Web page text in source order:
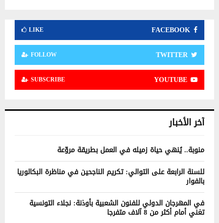
FACEBOOK
LIKE
TWITTER
FOLLOW
YOUTUBE
SUBSCRIBE
آخر الأخبار
منوبة.. يُنهي حياة زميله في العمل بطريقة مروّعة
للسنة الرابعة على التوالي: تكريم الناجحين في مناظرة البكالوريا
بالفوار
في المهرجان الدولي للفنون الشعبية بأوذنة: نجلاء التونسية
تغني أمام أكثر من 8 آلاف متفرجا